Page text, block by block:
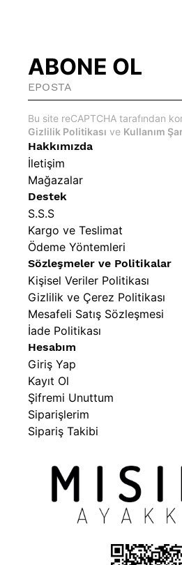
Hakkımızda
İletişim
Mağazalar
Destek
S.S.S
Kargo ve Teslimat
Ödeme Yöntemleri
Sözleşmeler ve Politikalar
Kişisel Veriler Politikası
Gizlilik ve Çerez Politikası
Mesafeli Satış Sözleşmesi
İade Politikası
Hesabım
Giriş Yap
Kayıt Ol
Şifremi Unuttum
Siparişlerim
Sipariş Takibi
ABONE OL
Bu site reCAPTCHA tarafından
Gizlilik Politikası ve Kullanım